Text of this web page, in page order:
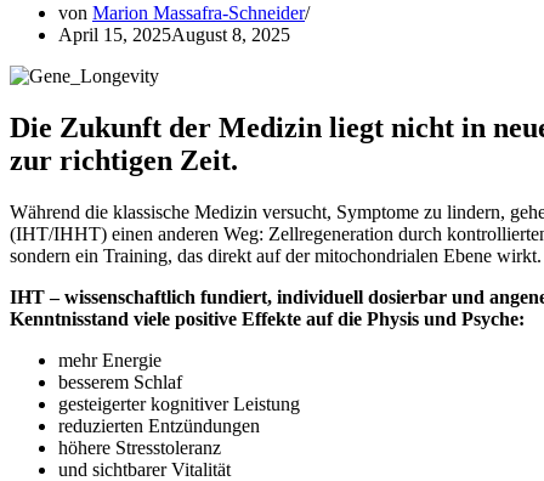
von Marion Massafra-Schneider
April 15, 2025August 8, 2025
Die Zukunft der Medizin liegt nicht in
zur richtigen Zeit.
Während die klassische Medizin versucht, Symptome zu lindern,
(IHT/IHHT) einen anderen Weg: Zellregeneration durch
sondern ein Training, das direkt auf der mitochondrialen Ebene wirkt.
IHT – wissenschaftlich fundiert, individuell dosierbar und
Kenntnisstand viele positive Effekte auf die Physis und Psyche:
mehr Energie
besserem Schlaf
gesteigerter kognitiver Leistung
reduzierten Entzündungen
höhere Stresstoleranz
und sichtbarer Vitalität